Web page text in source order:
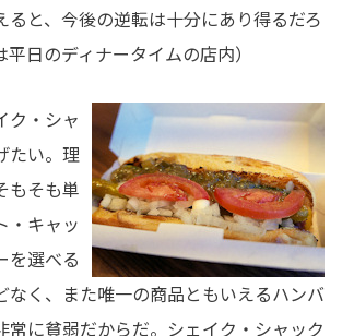
ると、今後の逆転は十分にあり得るだろ
平日のディナータイムの店内）
ク・シャ
たい。理
もそも単
・キャッ
を選べる
なく、また唯一の商品ともいえるハンバ
常に貧弱だからだ。シェイク・シャック